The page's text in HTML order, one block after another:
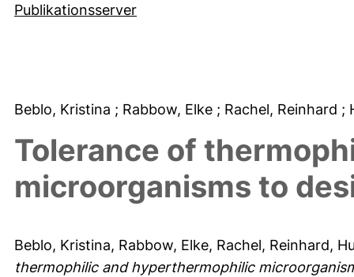
Publikationsserver
Beblo, Kristina ; Rabbow, Elke ; Rachel, Reinhard ;
Tolerance of
microorganisms to
Beblo, Kristina, Rabbow, Elke, Rachel, Reinhard,
thermophilic and hyperthermophilic